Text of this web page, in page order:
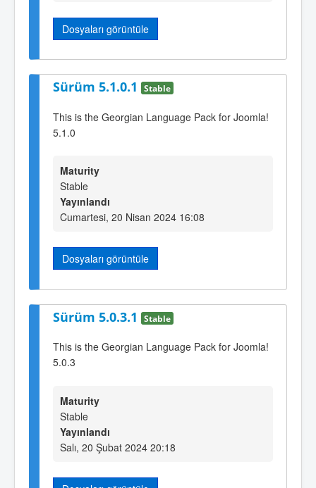
Dosyaları görüntüle
Sürüm 5.1.0.1 Stable
This is the Georgian Language Pack for Joomla!
5.1.0
Maturity
Stable
Yayınlandı
Cumartesi, 20 Nisan 2024 16:08
Dosyaları görüntüle
Sürüm 5.0.3.1 Stable
This is the Georgian Language Pack for Joomla!
5.0.3
Maturity
Stable
Yayınlandı
Salı, 20 Şubat 2024 20:18